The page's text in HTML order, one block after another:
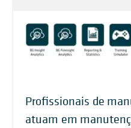
Profissionais de
atuam em